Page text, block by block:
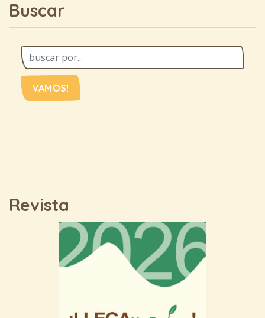
Buscar
VAMOS!
Revista